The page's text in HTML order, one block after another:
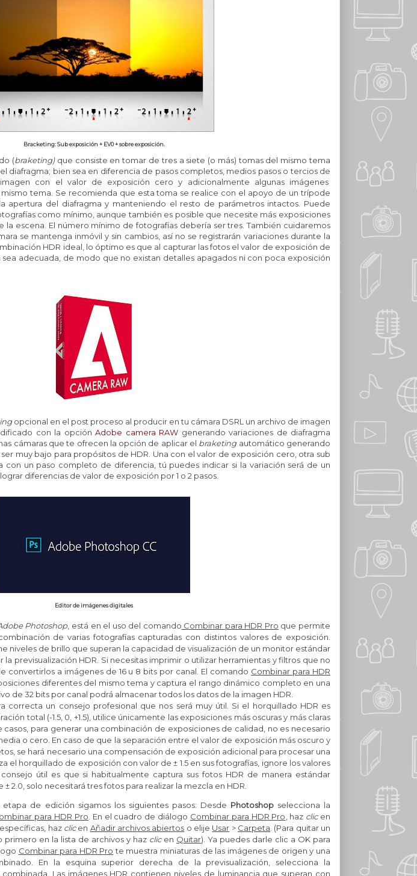
Bracketing: Sub exposición + EV0 + sobre exposición.
(braketing)que consiste en tomar de tres a siete (o más) tomas del mismo tema
diafragma; bien sea en diferencia de pasos completos, medios pasos o tercios de
con el valor de exposición cero y adicionalmente algunas imágenes
tema. Se recomienda que esta toma se realice con el apoyo de un trípode
apertura del diafragma y manteniendo el resto de parámetros intactos. Puede
como mínimo, aunque también es posible que necesite más exposiciones
escena. El número mínimo de fotografías debería ser tres.También cuidaremos
se mantenga inmóvil y sin cambios, así no se registrarán variaciones durante la
HDR ideal, lo óptimo es que al capturar las fotos el valor de exposición de
adecuada, de modo que no existan detalles apagados ni con poca exposición
opcional en el post proceso al producir en tu cámara DSRL un archivo de imagen
con la opción Adobe camera RAW generando variaciones de diafragma
cámaras que te ofrecen la opción de aplicar el braketingautomático generando
muy bajo para propósitos de HDR. Una con el valor de exposición cero, otra sub
con un paso completo de diferencia, tú puedes indicar si la variación será de un
diferencias de valor de exposición por 1 o 2 pasos.
Editor de imágenes digitales
Photoshop, está en el uso del comando Combinar para HDR Pro que permite
de varias fotografías capturadas con distintos valores de exposición.
niveles de brillo que superan la capacidad de visualización de un monitor estándar
previsualización HDR. Si necesitas imprimir o utilizar herramientas y filtros que no
convertirlos a imágenes de 16 u 8 bits por canal. El comando Combinar para HDR
diferentes del mismo tema y captura el rango dinámico completo en una
de 32 bits por canal podrá almacenar todos los datos de la imagen HDR.
correcta un consejo profesional que nos será muy útil. Si el horquillado HDR es
total (-1.5, 0, +1.5), utilice únicamente las exposiciones más oscuras y más claras
casos, para generar una combinación de exposiciones de calidad, no es necesario
o cero. En caso de que la separación entre el valor de exposición más oscuro y
se hará necesario una compensación de exposición adicional para procesar una
el horquillado de exposición con valor de ± 1.5 en sus fotografías, ignore los valores
útil es que si habitualmente captura sus fotos HDR de manera estándar
2.0, solo necesitará tres fotos para realizar la mezcla en HDR.
de edición sigamos los siguientes pasos: Desde Photoshopselecciona la
para HDR Pro. En el cuadro de diálogo Combinar para HDR Pro, haz clicen
haz clicen Añadir archivos abiertos o elije Usar > Carpeta. (Para quitar un
en la lista de archivos y haz clicen Quitar). Ya puedes darle clic a OK para
Combinar para HDR Pro te muestra miniaturas de las imágenes de origen y una
En la esquina superior derecha de la previsualización, selecciona la
Las imágenes HDR contienen niveles de luminancia que superan con